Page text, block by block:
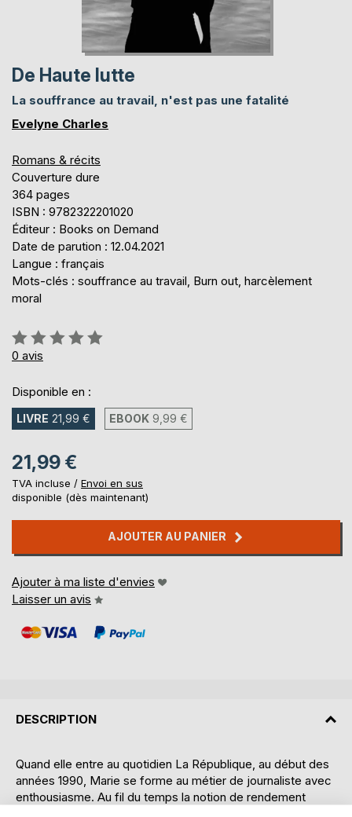
De Haute lutte
La souffrance au travail, n'est pas une fatalité
Evelyne Charles
Romans & récits
Couverture dure
364 pages
ISBN : 9782322201020
Éditeur : Books on Demand
Date de parution : 12.04.2021
Langue : français
Mots-clés : souffrance au travail, Burn out, harcèlement
moral
Évaluation:
0%
0 avis
Disponible en :
LIVRE 21,99 € EBOOK 9,99 €
21,99 €
TVA incluse / Envoi en sus
disponible (dès maintenant)
AJOUTER AU PANIER
Ajouter à ma liste d'envies
Laisser un avis
DESCRIPTION
Quand elle entre au quotidien La République, au début des
années 1990, Marie se forme au métier de journaliste avec
enthousiasme. Au fil du temps la notion de rendement